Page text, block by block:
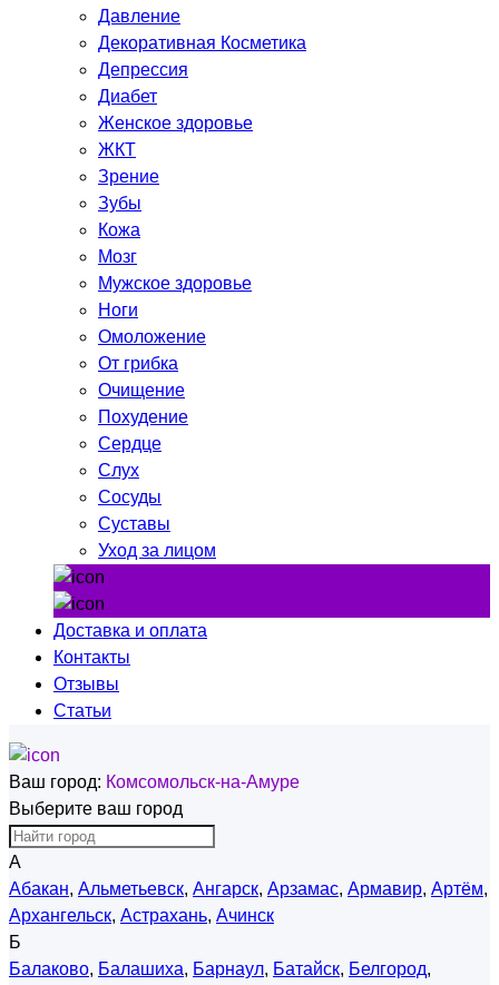
Давление
Декоративная Косметика
Депрессия
Диабет
Женское здоровье
ЖКТ
Зрение
Зубы
Кожа
Мозг
Мужское здоровье
Ноги
Омоложение
От грибка
Очищение
Похудение
Сердце
Слух
Сосуды
Суставы
Уход за лицом
Доставка и оплата
Контакты
Отзывы
Статьи
Ваш город: Комсомольск-на-Амуре
Выберите ваш город
А
Абакан, Альметьевск, Ангарск, Арзамас, Армавир, Артём,
Архангельск, Астрахань, Ачинск
Б
Балаково, Балашиха, Барнаул, Батайск, Белгород,